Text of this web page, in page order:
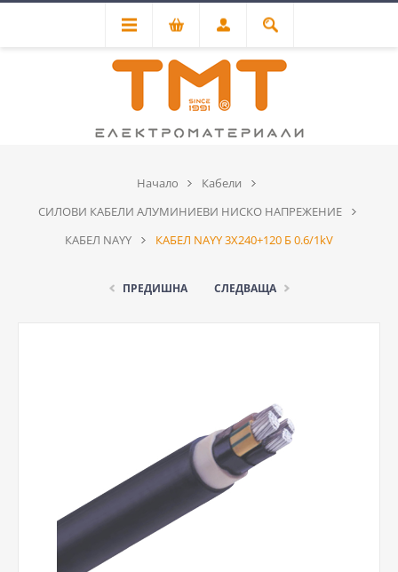
Начало
Кабели
СИЛОВИ КАБЕЛИ АЛУМИНИЕВИ НИСКО НАПРЕЖЕНИЕ
КАБЕЛ NAYY
КАБЕЛ NAYY 3Х240+120 Б 0.6/1kV
ПРЕДИШНА СЛЕДВАЩА